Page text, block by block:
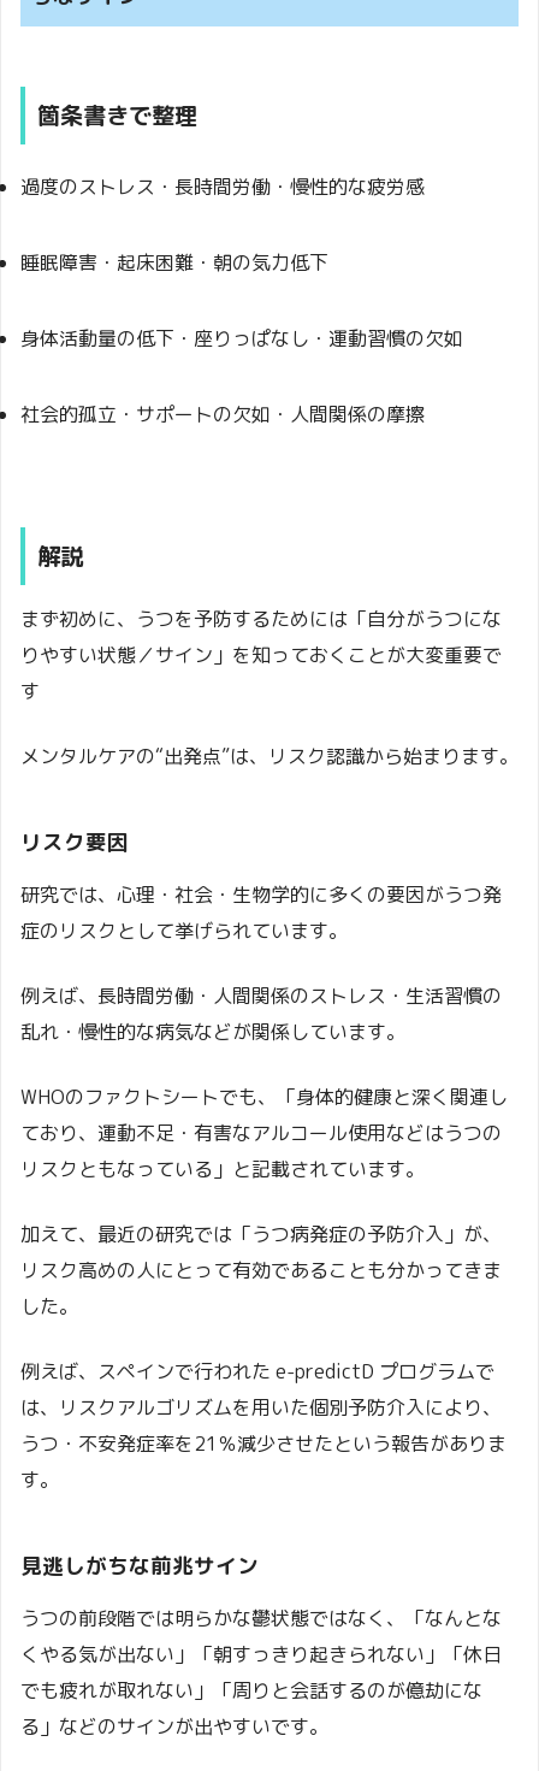
箇条書きで整理
過度のストレス・長時間労働・慢性的な疲労感
睡眠障害・起床困難・朝の気力低下
身体活動量の低下・座りっぱなし・運動習慣の欠如
社会的孤立・サポートの欠如・人間関係の摩擦
解説
まず初めに、うつを予防するためには「自分がうつにな
りやすい状態／サイン」を知っておくことが大変重要で
す
メンタルケアの“出発点”は、リスク認識から始まります。
リスク要因
研究では、心理・社会・生物学的に多くの要因がうつ発
症のリスクとして挙げられています。
例えば、長時間労働・人間関係のストレス・生活習慣の
乱れ・慢性的な病気などが関係しています。
WHOのファクトシートでも、「身体的健康と深く関連し
ており、運動不足・有害なアルコール使用などはうつの
リスクともなっている」と記載されています。
加えて、最近の研究では「うつ病発症の予防介入」が、
リスク高めの人にとって有効であることも分かってきま
した。
例えば、スペインで行われた e-predictD プログラムで
は、リスクアルゴリズムを用いた個別予防介入により、
うつ・不安発症率を21％減少させたという報告がありま
す。
見逃しがちな前兆サイン
うつの前段階では明らかな鬱状態ではなく、「なんとな
くやる気が出ない」「朝すっきり起きられない」「休日
でも疲れが取れない」「周りと会話するのが億劫にな
る」などのサインが出やすいです。